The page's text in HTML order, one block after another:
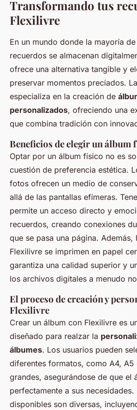
Transformando tus
Flexilivre
En un mundo donde la mayoría
recuerdos se almacenan
ofrece una alternativa tangible y
preservar momentos preciados.
especializa en la creación de
personalizados, ofreciendo una
que combina tradición con
Beneficios de elegir un álbum
Optar por un álbum físico no es
cuestión de preferencia estética.
fotos ofrecen un medio de
allá de las pantallas efímeras.
permite un acceso directo y
recuerdos, creando conexiones
que se pasa una página. Además,
Flexilivre se imprimen en papel
garantiza una calidad superior y
los archivos digitales a menudo
El proceso de creación y
Flexilivre
Crear un álbum con Flexilivre es
diseñado para realzar la
álbumes. Los usuarios pueden
diferentes formatos, como A4, A5
grandes, asegurándose de que el
perfectamente a sus necesidades.
disponibles son diversas,